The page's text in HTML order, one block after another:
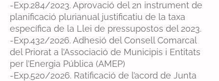
n
a
r
i
d
e
l
-Exp.284/2023. Aprovació del 2n instrument de
planificació plurianual justificatiu de la taxa
específica de la Llei de pressupostos del 2023.
-Exp.432/2026. Adhesió del Consell Comarcal
del Priorat a l’Associació de Municipis i Entitats
per l’Energia Pública (AMEP)
-Exp.520/2026. Ratificació de l’acord de Junta